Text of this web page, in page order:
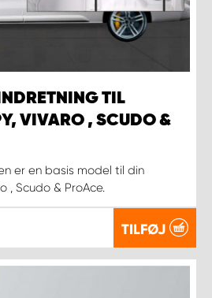
TIL
VIVARO , SCUDO &
er en basis model til din
, Scudo & ProAce.
TILFØJ